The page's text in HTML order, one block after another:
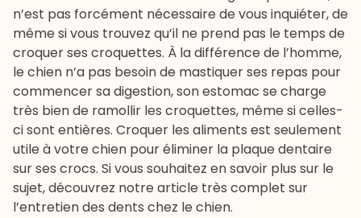
n’est pas forcément nécessaire de vous inquiéter, de
même si vous trouvez qu’il ne prend pas le temps de
croquer ses croquettes. À la différence de l’homme,
le chien n’a pas besoin de mastiquer ses repas pour
commencer sa digestion, son estomac se charge
très bien de ramollir les croquettes, même si celles-
ci sont entières. Croquer les aliments est seulement
utile à votre chien pour éliminer la plaque dentaire
sur ses crocs. Si vous souhaitez en savoir plus sur le
sujet, découvrez notre article très complet sur
l’entretien des dents chez le chien.